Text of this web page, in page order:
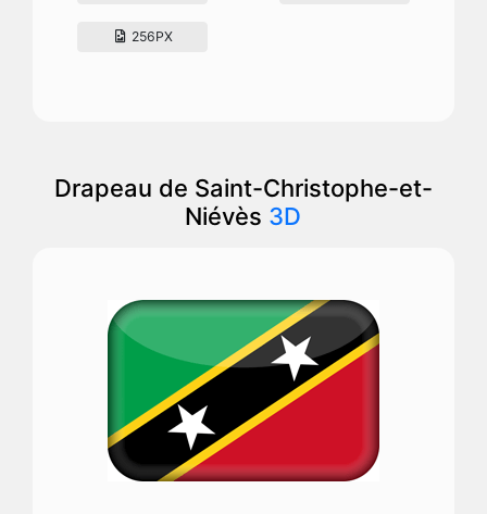
256PX
Drapeau de Saint-Christophe-et-
Niévès 3D